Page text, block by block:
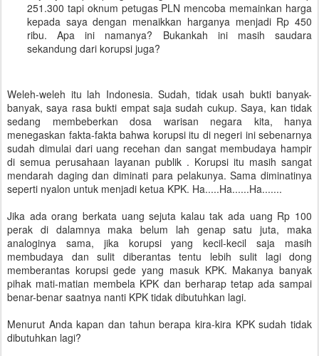
251.300 tapi oknum petugas PLN mencoba memainkan harga
kepada saya dengan menaikkan harganya menjadi Rp 450
ribu. Apa ini namanya? Bukankah ini masih saudara
sekandung dari korupsi juga?
Weleh-weleh itu lah Indonesia. Sudah, tidak usah bukti banyak-
banyak, saya rasa bukti empat saja sudah cukup. Saya, kan tidak
sedang membeberkan dosa warisan negara kita, hanya
menegaskan fakta-fakta bahwa korupsi itu di negeri ini sebenarnya
sudah dimulai dari uang recehan dan sangat membudaya hampir
di semua perusahaan layanan publik . Korupsi itu masih sangat
mendarah daging dan diminati para pelakunya. Sama diminatinya
seperti nyalon untuk menjadi ketua KPK. Ha.....Ha......Ha.......
Jika ada orang berkata uang sejuta kalau tak ada uang Rp 100
perak di dalamnya maka belum lah genap satu juta, maka
analoginya sama, jika korupsi yang kecil-kecil saja masih
membudaya dan sulit diberantas tentu lebih sulit lagi dong
memberantas korupsi gede yang masuk KPK. Makanya banyak
pihak mati-matian membela KPK dan berharap tetap ada sampai
benar-benar saatnya nanti KPK tidak dibutuhkan lagi.
Menurut Anda kapan dan tahun berapa kira-kira KPK sudah tidak
dibutuhkan lagi?